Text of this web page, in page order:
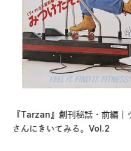
『Tarzan』創刊秘話・前編｜
さんにきいてみる。Vol.2